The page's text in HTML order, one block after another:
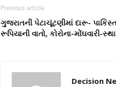
Previous article
ગુજરાતની પેટાચૂંટણીમાં દારૂ-
રૂપિયાની વાતો, કોરોના-મોંઘવારી-
Decision